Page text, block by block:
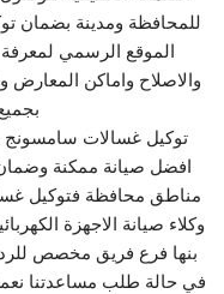
للمحافظة ومدينة بضمان
الموقع الرسمي لمعرفة
والاصلاح واماكن المعارض
توكيل غسالات سامسونج
افضل صيانة ممكنة
مناطق محافظة فتوكيل
وكلاء صيانة الاجهزة
في حالة طلب مساعدتنا